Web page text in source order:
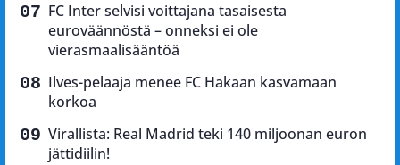
FC Inter selvisi voittajana tasaisesta
euroväännöstä – onneksi ei ole
vierasmaalisääntöä
Ilves-pelaaja menee FC Hakaan kasvamaan
korkoa
Virallista: Real Madrid teki 140 miljoonan euron
jättidiilin!